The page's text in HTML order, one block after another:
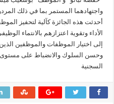
واجتهادهما المستمر بما في ذلك
أحدثت هذه الجائزة كآلية لتحفيز
الأداء وتقوية اعتزازهم بالانتماء
إلى اختيار الموظفات والموظفين الذين
وحسن السلوك والانضباط على مستوى
السجنية